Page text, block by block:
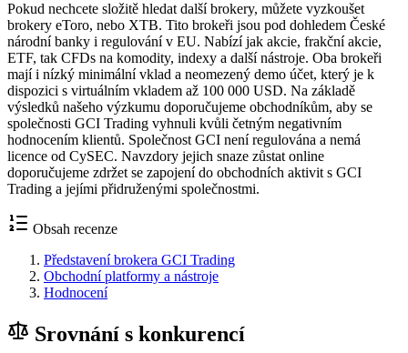
Pokud nechcete složitě hledat další brokery, můžete vyzkoušet
brokery eToro, nebo XTB. Tito brokeři jsou pod dohledem České
národní banky i regulování v EU. Nabízí jak akcie, frakční akcie,
ETF, tak CFDs na komodity, indexy a další nástroje. Oba brokeři
mají i nízký minimální vklad a neomezený demo účet, který je k
dispozici s virtuálním vkladem až 100 000 USD. Na základě
výsledků našeho výzkumu doporučujeme obchodníkům, aby se
společnosti GCI Trading vyhnuli kvůli četným negativním
hodnocením klientů. Společnost GCI není regulována a nemá
licence od CySEC. Navzdory jejich snaze zůstat online
doporučujeme zdržet se zapojení do obchodních aktivit s GCI
Trading a jejími přidruženými společnostmi.
Obsah recenze
Představení brokera GCI Trading
Obchodní platformy a nástroje
Hodnocení
Srovnání s konkurencí